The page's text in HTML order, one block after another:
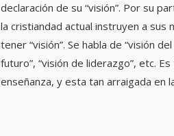
declaración de su “visión”. Por su
la cristiandad actual instruyen a sus
tener “visión”. Se habla de “visión
futuro”, “visión de liderazgo”, etc.
enseñanza, y esta tan arraigada en